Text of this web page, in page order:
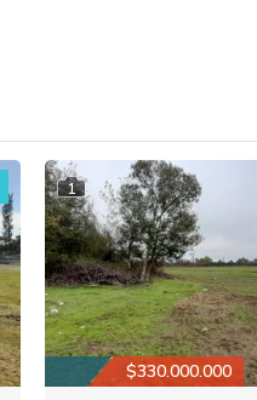
1
$330.000.000